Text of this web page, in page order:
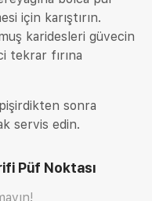
için karıştırın.
karidesleri güvecin
tekrar fırına
sonra
servis edin.
Püf Noktası